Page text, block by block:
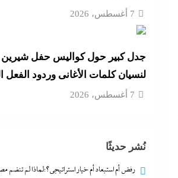
7 أغسطس، 2026
جدل كبير حول كواليس حفل شيرين
لنسيان كلمات الأغانى وردود الفعل
7 أغسطس، 2026
نُشر حديثًا
رفض أم استبعاد أم خيار استراتيجي؟:لماذا لم تنضم